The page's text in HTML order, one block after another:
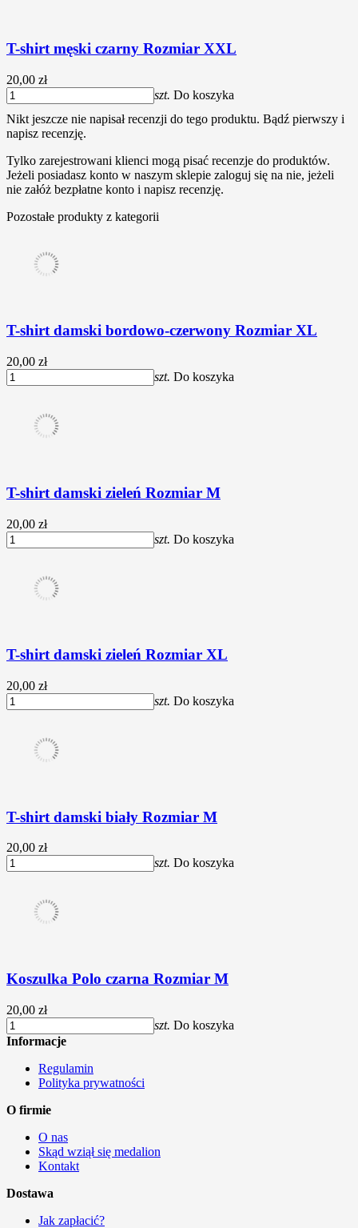
T-shirt męski czarny Rozmiar XXL
20,00 zł
szt. Do koszyka
Nikt jeszcze nie napisał recenzji do tego produktu. Bądź pierwszy i
napisz recenzję.
Tylko zarejestrowani klienci mogą pisać recenzje do produktów.
Jeżeli posiadasz konto w naszym sklepie zaloguj się na nie, jeżeli
nie załóż bezpłatne konto i napisz recenzję.
Pozostałe produkty z kategorii
T-shirt damski bordowo-czerwony Rozmiar XL
20,00 zł
szt. Do koszyka
T-shirt damski zieleń Rozmiar M
20,00 zł
szt. Do koszyka
T-shirt damski zieleń Rozmiar XL
20,00 zł
szt. Do koszyka
T-shirt damski biały Rozmiar M
20,00 zł
szt. Do koszyka
Koszulka Polo czarna Rozmiar M
20,00 zł
szt. Do koszyka
Informacje
Regulamin
Polityka prywatności
O firmie
O nas
Skąd wziął się medalion
Kontakt
Dostawa
Jak zapłacić?